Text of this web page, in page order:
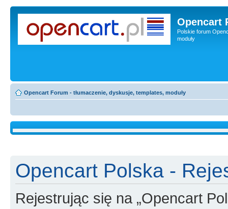
Opencart
Polskie forum
moduły
Opencart Forum - tłumaczenie, dyskusje, templates, moduły
Opencart Polska -
Rejestrując się na „Opencart